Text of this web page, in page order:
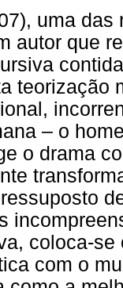
uma
autor que
teorização
– o
o drama
coloca-
com o